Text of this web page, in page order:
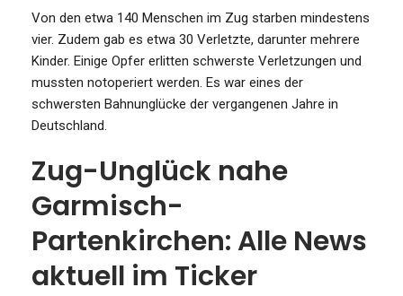
Von den etwa 140 Menschen im Zug starben mindestens
vier. Zudem gab es etwa 30 Verletzte, darunter mehrere
Kinder. Einige Opfer erlitten schwerste Verletzungen und
mussten notoperiert werden. Es war eines der
schwersten Bahnunglücke der vergangenen Jahre in
Deutschland.
Zug-Unglück nahe
Garmisch-
Partenkirchen: Alle News
aktuell im Ticker